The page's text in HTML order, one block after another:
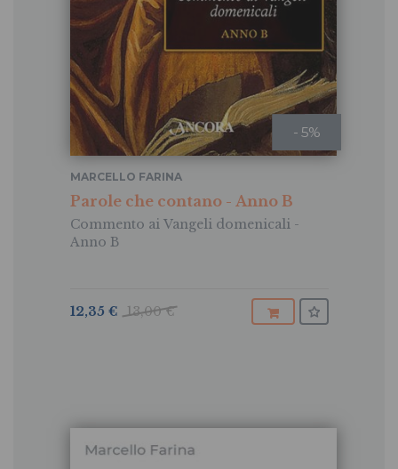
- 5%
Parole che contano - Anno B
Commento ai Vangeli domenicali -
Anno B
MARCELLO FARINA
13,00 €
12,35 €